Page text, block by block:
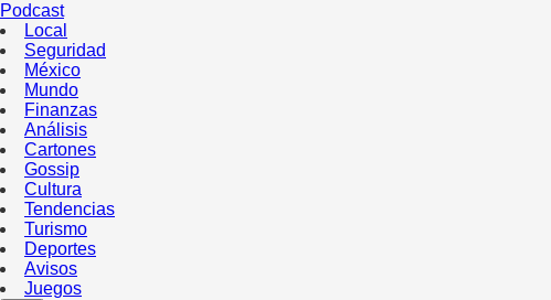
Podcast
Local
Seguridad
México
Mundo
Finanzas
Análisis
Cartones
Gossip
Cultura
Tendencias
Turismo
Deportes
Avisos
Juegos